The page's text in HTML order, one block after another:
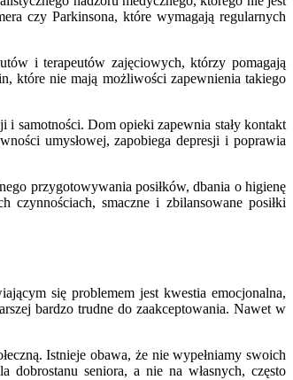
czy Parkinsona, które wymagają regularnych
i terapeutów zajęciowych, którzy pomagają
które nie mają możliwości zapewnienia takiego
i samotności. Dom opieki zapewnia stały kontakt
umysłowej, zapobiega depresji i poprawia
przygotowywania posiłków, dbania o higienę
smaczne i zbilansowane posiłki
się problemem jest kwestia emocjonalna,
bardzo trudne do zaakceptowania. Nawet w
Istnieje obawa, że nie wypełniamy swoich
seniora, a nie na własnych, często